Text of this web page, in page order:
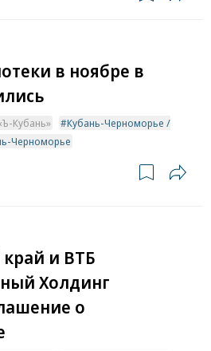
в ноябре в
Кубань»
Кубань-Черноморье /
Черноморье
и ВТБ
Холдинг
о